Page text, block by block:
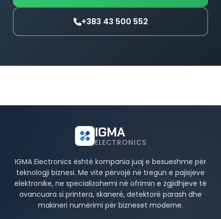
+383 43 500 552
IGMA
ELECTRONICS
IGMA Electronics është kompania juaj e besueshme për
teknologji biznesi. Me vite përvojë në tregun e pajisjeve
elektronike, ne specializohemi në ofrimin e zgjidhjeve të
avancuara si printera, skanerë, detektorë parash dhe
makineri numërimi për bizneset moderne.